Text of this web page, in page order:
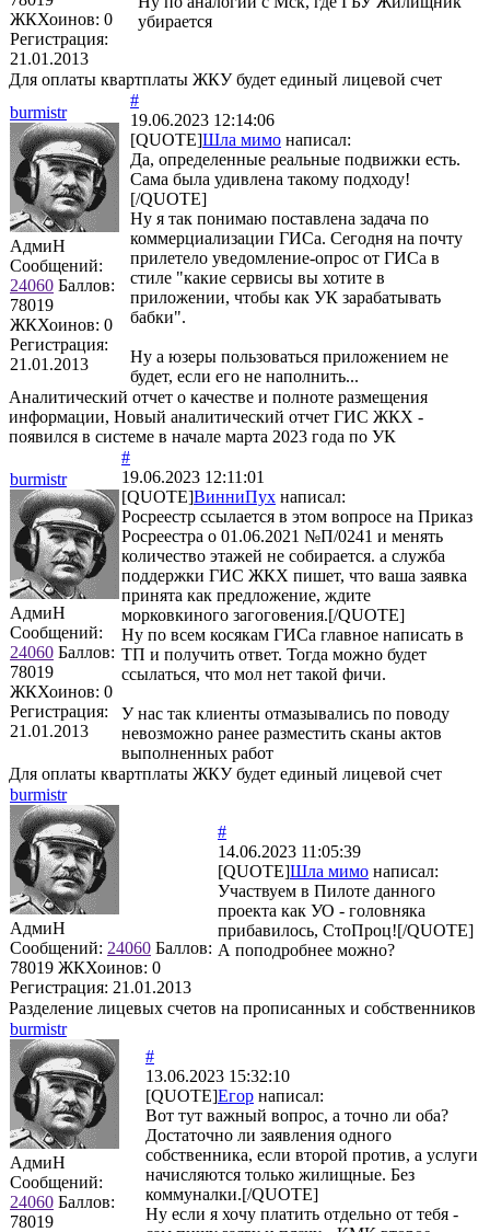
ЖКХоинов: 0
Регистрация:
21.01.2013
убирается
Для оплаты квартплаты ЖКУ будет единый лицевой счет
burmistr
АдмиН
Сообщений:
24060 Баллов:
78019
ЖКХоинов: 0
Регистрация:
21.01.2013
#
19.06.2023 12:14:06
[QUOTE]Шла мимо написал:
Да, определенные реальные подвижки есть.
Сама была удивлена такому подходу!
[/QUOTE]
Ну я так понимаю поставлена задача по
коммерциализации ГИСа. Сегодня на почту
прилетело уведомление-опрос от ГИСа в
стиле "какие сервисы вы хотите в
приложении, чтобы как УК зарабатывать
бабки".
Ну а юзеры пользоваться приложением не
будет, если его не наполнить...
Аналитический отчет о качестве и полноте размещения
информации, Новый аналитический отчет ГИС ЖКХ -
появился в системе в начале марта 2023 года по УК
burmistr
АдмиН
Сообщений:
24060 Баллов:
78019
ЖКХоинов: 0
Регистрация:
21.01.2013
#
19.06.2023 12:11:01
[QUOTE]ВинниПух написал:
Росреестр ссылается в этом вопросе на Приказ
Росреестра о 01.06.2021 №П/0241 и менять
количество этажей не собирается. а служба
поддержки ГИС ЖКХ пишет, что ваша заявка
принята как предложение, ждите
морковкиного загоговения.[/QUOTE]
Ну по всем косякам ГИСа главное написать в
ТП и получить ответ. Тогда можно будет
ссылаться, что мол нет такой фичи.
У нас так клиенты отмазывались по поводу
невозможно ранее разместить сканы актов
выполненных работ
Для оплаты квартплаты ЖКУ будет единый лицевой счет
burmistr
АдмиН
Сообщений: 24060 Баллов:
78019 ЖКХоинов: 0
Регистрация: 21.01.2013
#
14.06.2023 11:05:39
[QUOTE]Шла мимо написал:
Участвуем в Пилоте данного
проекта как УО - головняка
прибавилось, СтоПроц![/QUOTE]
А поподробнее можно?
Разделение лицевых счетов на прописанных и собственников
burmistr
АдмиН
Сообщений:
24060 Баллов:
78019
#
13.06.2023 15:32:10
[QUOTE]Егор написал:
Вот тут важный вопрос, а точно ли оба?
Достаточно ли заявления одного
собственника, если второй против, а услуги
начисляются только жилищные. Без
коммуналки.[/QUOTE]
Ну если я хочу платить отдельно от тебя -